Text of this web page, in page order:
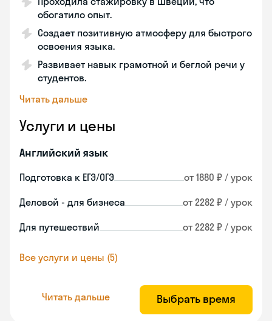
обогатило опыт.
Создает позитивную атмосферу для быстрого
освоения языка.
Развивает навык грамотной и беглой речи у
студентов.
Читать дальше
Услуги и цены
Английский язык
Подготовка к ЕГЭ/ОГЭ от 1880 ₽ / урок
Деловой - для бизнеса от 2282 ₽ / урок
Для путешествий от 2282 ₽ / урок
Все услуги и цены (5)
Читать дальше Выбрать время